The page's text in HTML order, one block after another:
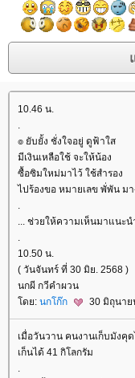
10.46 น.
.
๏ ยับยั้ง ชั่งใจอยู่ ดูฟ้าใส
มีเงินเหลือใช้ จะให้น้อง
ซื้อซิมใหม่มาไว้ ใช้สำรอง
ไปร้องขอ หมายเลข พั่พัน
.
... ช่วยให้ความเห็นมาแนะ
.
10.50 น.
( วันจันทร์ ที่ 30 มิย. 2568 )
นกผี กวีคำผวน
ดย: นกโก๊ก 30 มิถุนาย
เมื่อวันวาน คนงานเก็บมังคุ
เก็นได้ 41 กิโลกรัม
.